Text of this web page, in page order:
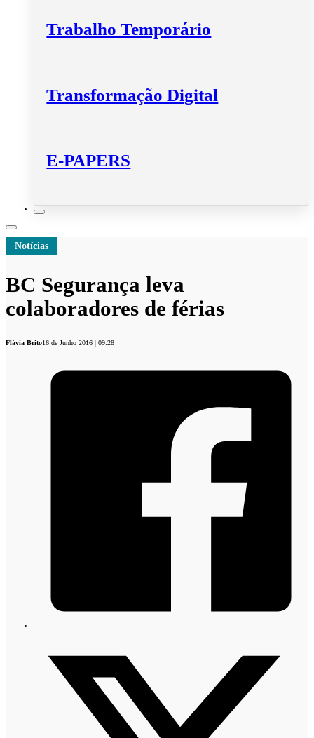
Trabalho Temporário
Transformação Digital
E-PAPERS
Notícias
BC Segurança leva
colaboradores de férias
Flávia Brito16 de Junho 2016 | 09:28